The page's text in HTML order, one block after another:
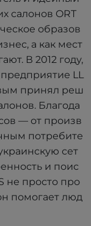
салонов ORT
образов
а как мест
В 2012 году,
LL
принял реш
Благода
— от произв
потребите
сет
и поис
не просто про
помогает люд